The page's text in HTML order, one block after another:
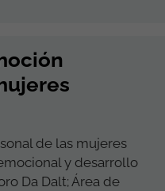
de las mujeres
y desarrollo
Da Dalt; Área de